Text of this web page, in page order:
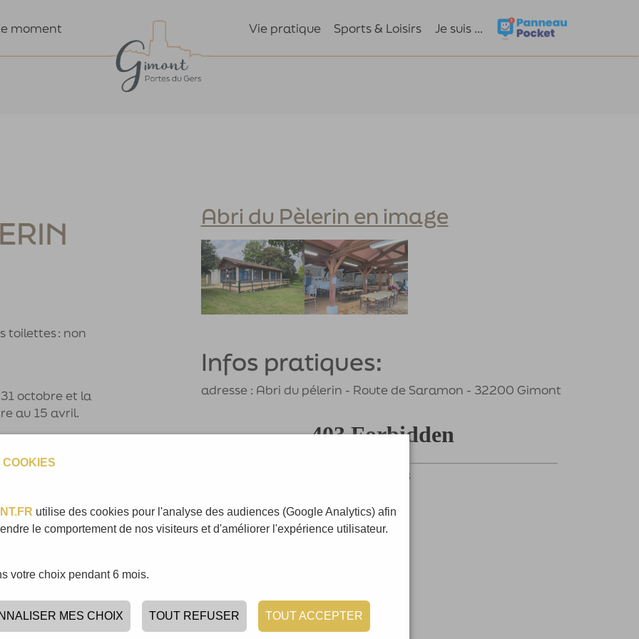
moment Vie pratique Sports & Loisirs Je suis ...
toilettes : non
octobre et la
au 15 avril.
150€
et
Abri du Pèlerin en image
Infos pratiques:
adresse : Abri du pélerin - Route de Saramon - 32200 Gimont
utilise des cookies pour l'analyse des audiences (Google Analytics) afin
le comportement de nos visiteurs et d'améliorer l'expérience utilisateur.
votre choix pendant 6 mois.
MES CHOIX TOUT REFUSER TOUT ACCEPTER